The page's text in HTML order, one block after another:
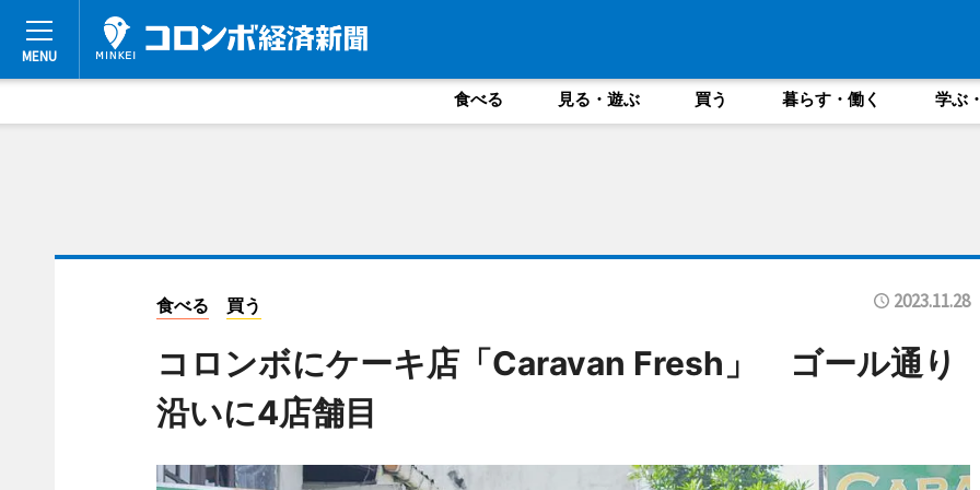
食べる 見る・遊ぶ 買う 暮らす・働く 学ぶ
食べる 買う 2023.11.28
コロンボにケーキ店「Caravan Fresh」 ゴール通り
沿いに4店舗目